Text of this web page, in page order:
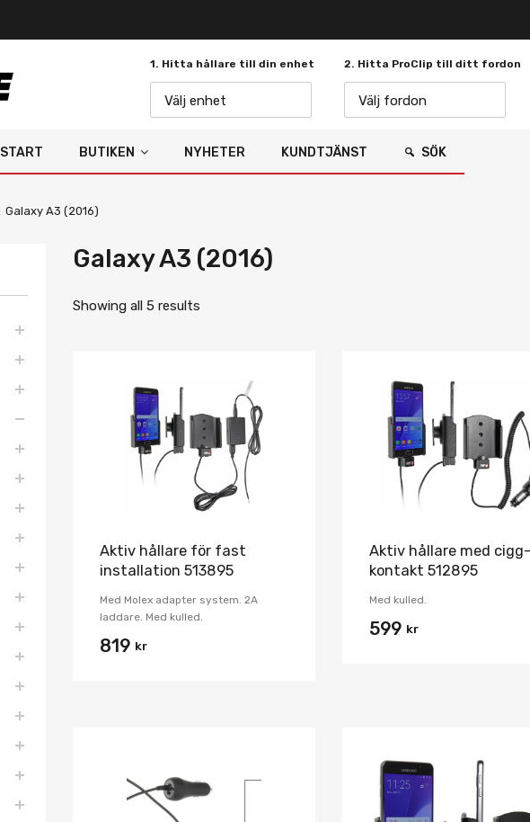
1. Hitta hållare till din enhet
Välj enhet
2. Hitta ProClip till ditt fordon
Välj fordon
START BUTIKEN NYHETER KUNDTJÄNST SÖK
Galaxy A3 (2016)
Galaxy A3 (2016)
Showing all 5 results
Lägg i önskelista
Aktiv hållare för fast
installation 513895
Med Molex adapter system. 2A
laddare. Med kulled.
819 kr
Aktiv hållare med cigg-
kontakt 512895
Med kulled.
599 kr
Lägg i önskelista